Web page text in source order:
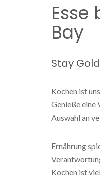
Bay
Stay
Kochen ist
Genieße eine
Auswahl an
Ernährung
Kochen ist